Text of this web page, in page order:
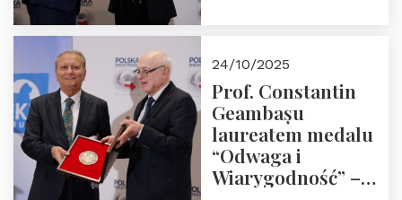
24/10/2025
Prof. Constantin
Geambașu
laureatem medalu
“Odwaga i
Wiarygodność” –